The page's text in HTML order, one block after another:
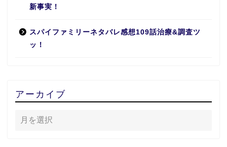
新事実！
スパイファミリーネタバレ感想109話治療&調査ツ
ッ！
アーカイブ